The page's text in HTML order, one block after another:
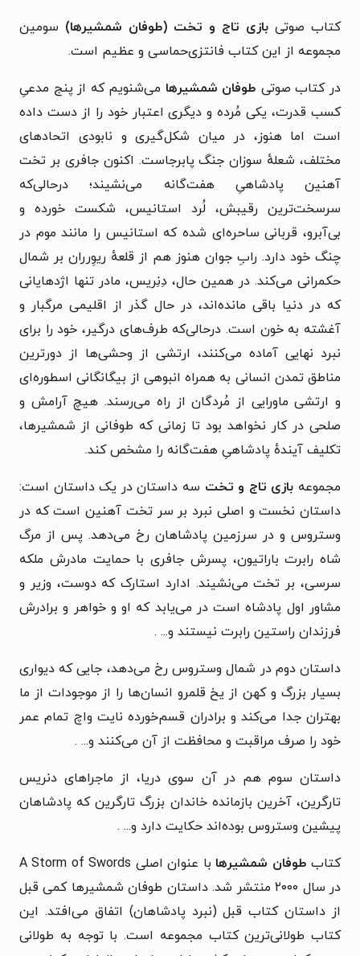
کتاب صوتی بازی تاج و تخت (طوفان شمشیرها) سومین
مجموعه از این کتاب فانتزی‌حماسی و عظیم است.
در کتاب صوتی طوفان شمشیرها می‌شنویم که از پنج مدعیِ
کسب قدرت، یکی مُرده و دیگری اعتبار خود را از دست داده
است اما هنوز، در میان شکل‌گیری و نابودی اتحادهای
مختلف، شعلهٔ سوزان جنگ پابرجاست. اکنون جافری بر تخت
آهنین پادشاهیِ هفت‌گانه می‌نشیند؛ درحالی‌که
سرسخت‌ترین رقیبش، لُرد استانیس، شکست خورده و
بی‌آبرو، قربانی ساحره‌ای شده که استانیس را مانند موم در
چنگ خود دارد. رابِ جوان هنوز هم از قلعهٔ ریوِرران بر شمال
حکمرانی می‌کند. در همین حال، دِنِریس، مادر تنها اژدهایانی
که در دنیا باقی مانده‌اند، در حال گذر از اقلیمی مرگبار و
آغشته به خون است. درحالی‌که طرف‌های درگیر، خود را برای
نبرد نهایی آماده می‌کنند، ارتشی از وحشی‌ها از دورترین
مناطق تمدن انسانی به همراه انبوهی از بیگانگانی اسطوره‌ای
و ارتشی ماورایی از مُردگان از راه می‌رسند. هیچ آرامش و
صلحی در کار نخواهد بود تا زمانی که طوفانی از شمشیرها،
تکلیف آیندهٔ پادشاهیِ هفت‌گانه را مشخص کند.
مجموعه بازی تاج و تخت سه داستان در یک داستان است:
داستان نخست و اصلی نبرد بر سر تخت آهنین است که در
وستروس و در سرزمین پادشاهان رخ می‌دهد. پس از مرگ
شاه رابرت باراتیون، پسرش جافری با حمایت مادرش ملکه
سرسی، بر تخت می‌نشیند. ادارد استارک که دوست، وزیر و
مشاور اول پادشاه است در می‌یابد که او و خواهر و برادرش
فرزندان راستین رابرت نیستند و... .
داستان دوم در شمال وستروس رخ می‌دهد، جایی که دیواری
بسیار بزرگ و کهن از یخ قلمرو انسان‌ها را از موجودات از ما
بهتران جدا می‌کند و برادران قسم‌خورده نایت واچ تمام عمر
خود را صرف مراقبت و محافظت از آن می‌کنند و... .
داستان سوم هم در آن سوی دریا، از ماجراهای دنریس
تارگرین، آخرین بازمانده خاندان بزرگ تارگرین که پادشاهان
پیشین وستروس بوده‌اند حکایت دارد و... .
کتاب طوفان شمشیرها
با عنوان اصلی A Storm of Swords
در سال ۲۰۰۰ منتشر شد.
داستان طوفان شمشیرها کمی قبل
از داستان کتاب قبل (نبرد پادشاهان) اتفاق می‌افتد. این
کتاب طولانی‌ترین کتاب مجموعه است. با توجه به طولانی